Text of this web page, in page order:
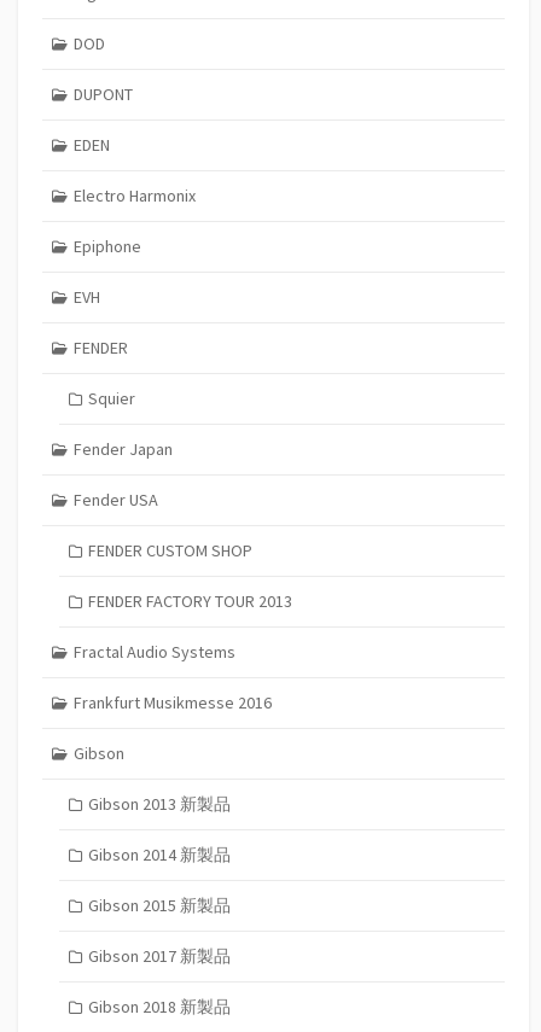
DOD
DUPONT
EDEN
Electro Harmonix
Epiphone
EVH
FENDER
Squier
Fender Japan
Fender USA
FENDER CUSTOM SHOP
FENDER FACTORY TOUR 2013
Fractal Audio Systems
Frankfurt Musikmesse 2016
Gibson
Gibson 2013 新製品
Gibson 2014 新製品
Gibson 2015 新製品
Gibson 2017 新製品
Gibson 2018 新製品